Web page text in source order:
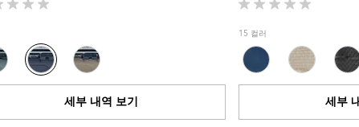
세부 내역 보기
별
5
중
0.0
개
니
15 컬러
세부